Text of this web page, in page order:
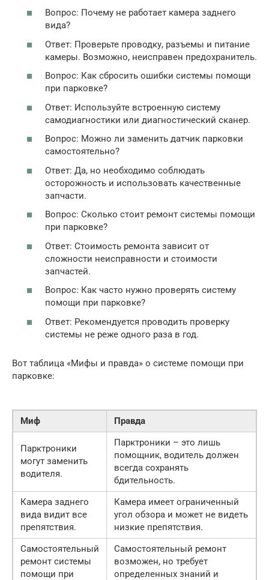
Вопрос: Почему не работает камера заднего
вида?
Ответ: Проверьте проводку, разъемы и питание
камеры. Возможно, неисправен предохранитель.
Вопрос: Как сбросить ошибки системы помощи
при парковке?
Ответ: Используйте встроенную систему
самодиагностики или диагностический сканер.
Вопрос: Можно ли заменить датчик парковки
самостоятельно?
Ответ: Да, но необходимо соблюдать
осторожность и использовать качественные
запчасти.
Вопрос: Сколько стоит ремонт системы помощи
при парковке?
Ответ: Стоимость ремонта зависит от
сложности неисправности и стоимости
запчастей.
Вопрос: Как часто нужно проверять систему
помощи при парковке?
Ответ: Рекомендуется проводить проверку
системы не реже одного раза в год.
Вот таблица «Мифы и правда» о системе помощи при
парковке:
Миф Правда
Парктроники
могут заменить
водителя.
Парктроники – это лишь
помощник, водитель должен
всегда сохранять
бдительность.
Камера заднего
вида видит все
препятствия.
Камера имеет ограниченный
угол обзора и может не видеть
низкие препятствия.
Самостоятельный
ремонт системы
помощи при
Самостоятельный ремонт
возможен, но требует
определенных знаний и